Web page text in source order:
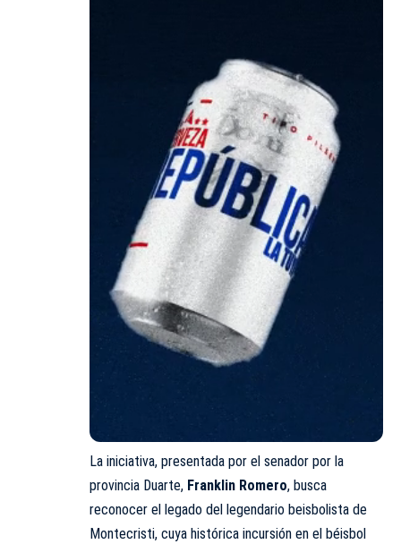
La iniciativa, presentada por el senador por la
provincia Duarte, Franklin Romero, busca
reconocer el legado del legendario beisbolista de
Montecristi, cuya histórica incursión en el béisbol